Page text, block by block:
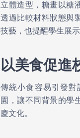
立體造型，糖畫以糖
透過比較材料狀態與
技藝，也提醒學生展
以美食促進
傳統小食容易引發
園，讓不同背景的學
慶文化。